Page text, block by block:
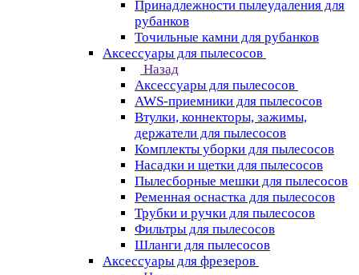
Принадлежности пылеудаления для
рубанков
Точильные камни для рубанков
Аксессуары для пылесосов
Назад
Аксессуары для пылесосов
AWS-приемники для пылесосов
Втулки, коннекторы, зажимы,
держатели для пылесосов
Комплекты уборки для пылесосов
Насадки и щетки для пылесосов
Пылесборные мешки для пылесосов
Ременная оснастка для пылесосов
Трубки и ручки для пылесосов
Фильтры для пылесосов
Шланги для пылесосов
Аксессуары для фрезеров